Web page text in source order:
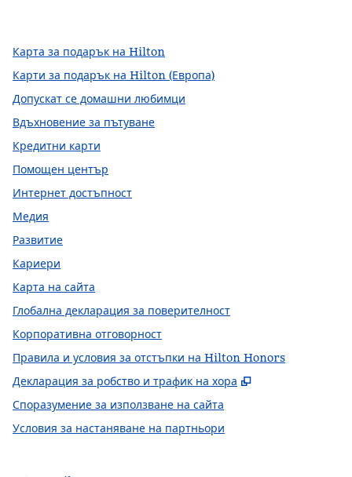
Карта за подарък на Hilton
Карти за подарък на Hilton (Европа)
Допускат се домашни любимци
Вдъхновение за пътуване
Кредитни карти
Помощен център
Интернет достъпност
Медия
Развитие
Кариери
Карта на сайта
Глобална декларация за поверителност
Корпоративна отговорност
Правила и условия за отстъпки на Hilton Honors
Декларация за робство и трафик на хора
,
Споразумение за използване на сайта
Условия за настаняване на партньори